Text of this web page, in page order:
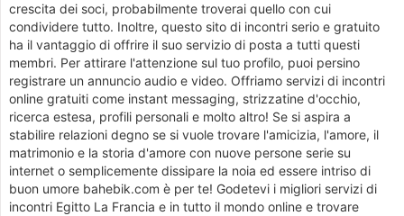
crescita dei soci, probabilmente troverai quello con cui
condividere tutto. Inoltre, questo sito di incontri serio e gratuito
ha il vantaggio di offrire il suo servizio di posta a tutti questi
membri. Per attirare l'attenzione sul tuo profilo, puoi persino
registrare un annuncio audio e video. Offriamo servizi di incontri
online gratuiti come instant messaging, strizzatine d'occhio,
ricerca estesa, profili personali e molto altro! Se si aspira a
stabilire relazioni degno se si vuole trovare l'amicizia, l'amore, il
matrimonio e la storia d'amore con nuove persone serie su
internet o semplicemente dissipare la noia ed essere intriso di
buon umore bahebik.com è per te! Godetevi i migliori servizi di
incontri Egitto La Francia e in tutto il mondo online e trovare